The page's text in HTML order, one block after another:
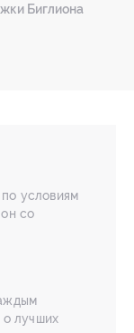
Биглиона
условиям
со
лучших